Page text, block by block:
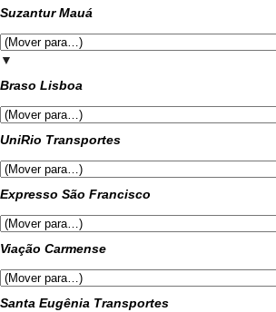
Suzantur Mauá
▼
Braso Lisboa
UniRio Transportes
Expresso São Francisco
Viação Carmense
Santa Eugênia Transportes